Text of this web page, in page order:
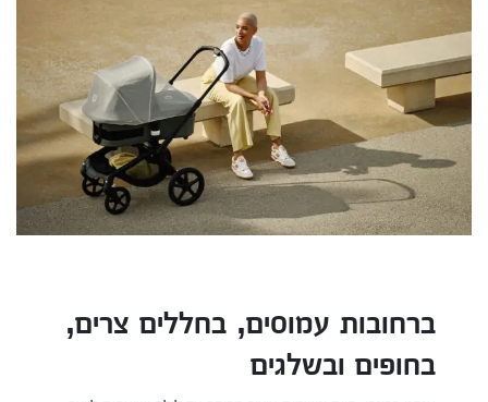
ברחובות עמוסים, בחללים צרים,
בחופים ובשלגים